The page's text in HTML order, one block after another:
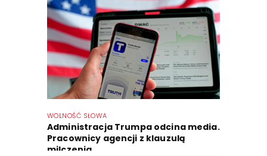
WOLNOŚĆ SŁOWA
Administracja Trumpa odcina media.
Pracownicy agencji z klauzulą
milczenia